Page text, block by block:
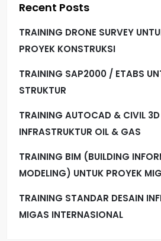
Recent Posts
TRAINING DRONE SURVEY
PROYEK KONSTRUKSI
TRAINING SAP2000 / ETABS
STRUKTUR
TRAINING AUTOCAD & CIVIL
INFRASTRUKTUR OIL & GAS
TRAINING BIM (BUILDING
MODELING) UNTUK PROYEK
TRAINING STANDAR DESAIN
MIGAS INTERNASIONAL